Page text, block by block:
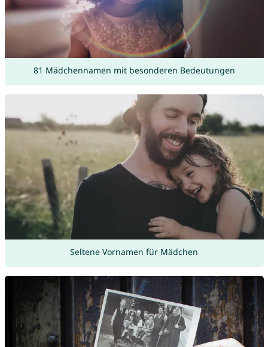
81 Mädchennamen mit besonderen Bedeutungen
Seltene Vornamen für Mädchen